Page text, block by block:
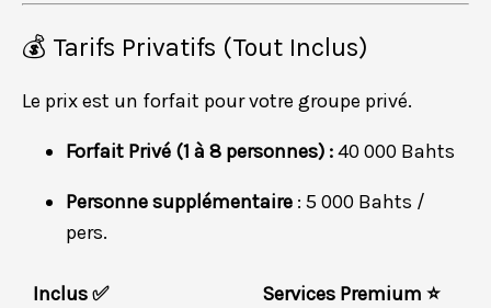
💰 Tarifs Privatifs (Tout Inclus)
Le prix est un forfait pour votre groupe privé.
Forfait Privé (1 à 8 personnes) :40 000 Bahts
Personne supplémentaire : 5 000 Bahts /
pers.
Inclus ✅
Services Premium ⭐